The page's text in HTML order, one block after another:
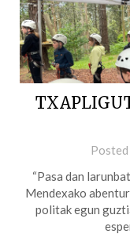
Posted
“Pasa dan
Mendexako
politak egun